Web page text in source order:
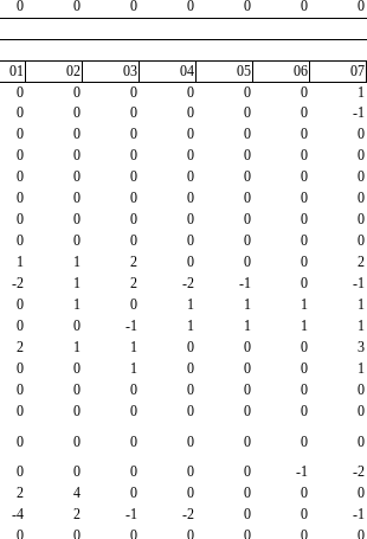
0 0 0 0 0 0 0
01
02 03 04 05 06 07
0 0 0 0 0 0 1
0 0 0 0 0 0 -1
0 0 0 0 0 0 0
0 0 0 0 0 0 0
0 0 0 0 0 0 0
0 0 0 0 0 0 0
0 0 0 0 0 0 0
0 0 0 0 0 0 0
1 1 2 0 0 0 2
-2 1 2 -2 -1 0 -1
0 1 0 1 1 1 1
0 0 -1 1 1 1 1
2 1 1 0 0 0 3
0 0 1 0 0 0 1
0 0 0 0 0 0 0
0 0 0 0 0 0 0
0 0 0 0 0 0 0
0 0 0 0 0 -1 -2
2 4 0 0 0 0 0
-4 2 -1 -2 0 0 -1
0 0 0 0 0 0 0